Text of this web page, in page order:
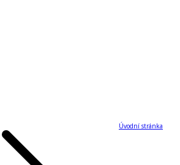
Úvodní stránka